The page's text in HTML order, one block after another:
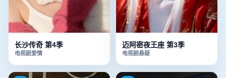
长沙传奇 第4季
电视剧 爱情
迈阿密夜王座 第3季
电视剧悬疑